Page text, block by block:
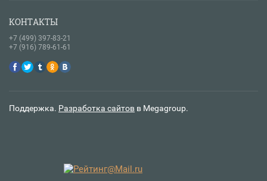
КОНТАКТЫ
+7 (499) 397-83-21
+7 (916) 789-61-61
Поддержка. Разработка сайтов в Megagroup.